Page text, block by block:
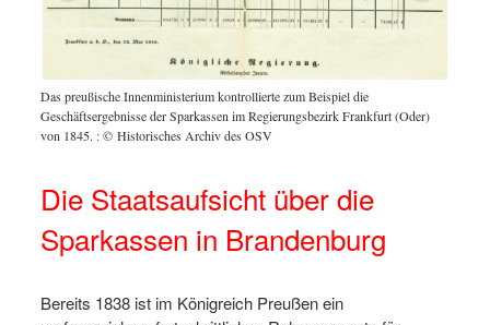
Das preußische Innenministerium kontrollierte zum Beispiel die
Geschäftsergebnisse der Sparkassen im Regierungsbezirk Frankfurt (Oder)
von 1845. :© Historisches Archiv des OSV
Die Staatsaufsicht über die
Sparkassen in Brandenburg
Bereits 1838 ist im Königreich Preußen ein